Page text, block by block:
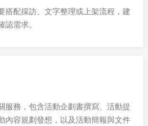
搭配採訪、文字整理或上架流程，建
認需求。
服務，包含活動企劃書撰寫、活動提
內容規劃發想，以及活動簡報與文件